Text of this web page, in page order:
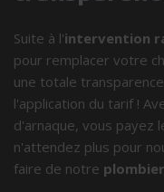
Suite à l'intervention
pour remplacer votre
une totale
l'application du tarif !
d'arnaque, vous payez
n'attendez plus pour
faire de notre